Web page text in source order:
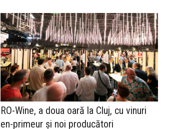
RO-Wine, a doua oară la Cluj, cu vinuri
en-primeur și noi producători